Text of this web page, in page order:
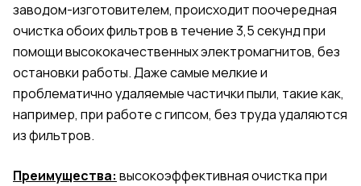
заводом-изготовителем, происходит поочередная
очистка обоих фильтров в течение 3,5 секунд при
помощи высококачественных электромагнитов, без
остановки работы. Даже самые мелкие и
проблематично удаляемые частички пыли, такие как,
например, при работе с гипсом, без труда удаляются
из фильтров.
Преимущества: высокоэффективная очистка при